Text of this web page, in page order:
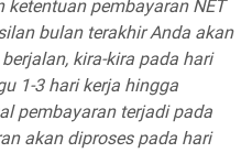
ketentuan pembayaran NET
bulan terakhir Anda akan
kira-kira pada hari
1-3 hari kerja hingga
pembayaran terjadi pada
akan diproses pada hari